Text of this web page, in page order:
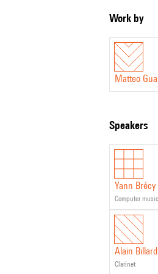
Waves
We Are Not
que je
Matteo
Work by
Matteo
speakers
Yann Brécy
computer
Alain Billard
clarinet